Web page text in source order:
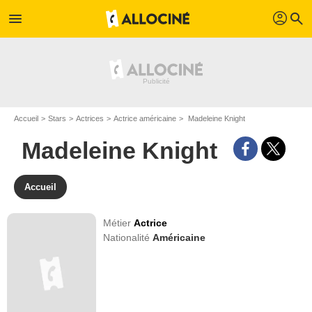
menu profil search
Accueil Stars Actrices Actrice américaine Madeleine Knight
Madeleine Knight
Accueil
MétierActrice
NationalitéAméricaine